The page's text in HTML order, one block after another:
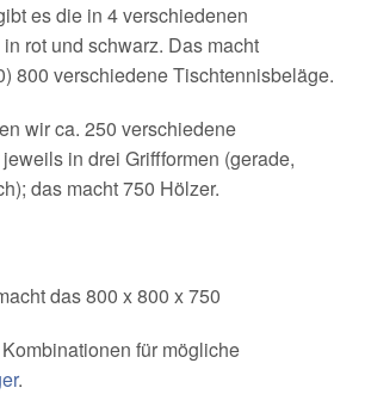
es die in 4 verschiedenen
rot und schwarz. Das macht
800 verschiedene Tischtennisbeläge.
wir ca. 250 verschiedene
in drei Griffformen (gerade,
das macht 750 Hölzer.
das 800 x 800 x 750
für mögliche
.